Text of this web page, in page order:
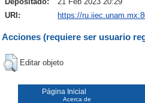
URI:
https://
Acciones (requiere ser usuario
Editar objeto
Página Inicial
Acerca de